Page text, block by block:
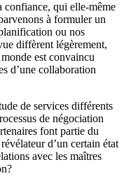
confiance, qui elle-même
à formuler un
ou nos
diffèrent légèrement,
est convaincu
d’une collaboration
de services différents
de négociation
font partie du
d’un certain état
avec les maîtres